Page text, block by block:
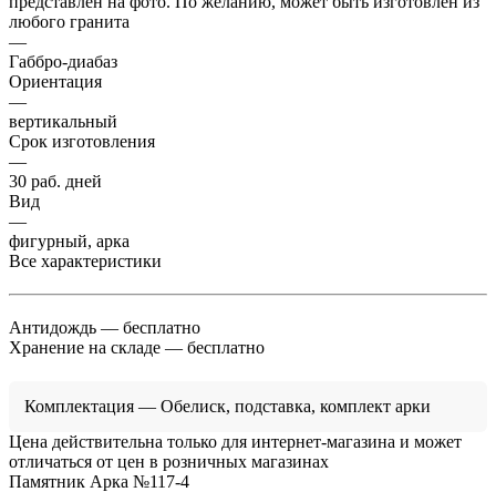
любого гранита
—
Габбро-диабаз
Ориентация
—
вертикальный
Срок изготовления
—
30 раб. дней
Вид
—
фигурный, арка
Все характеристики
Антидождь — бесплатно
Хранение на складе — бесплатно
Комплектация — Обелиск, подставка, комплект арки
Цена действительна только для интернет-магазина и может
отличаться от цен в розничных магазинах
Памятник Арка №117-4